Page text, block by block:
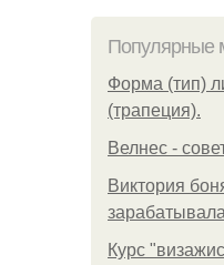
Популярные
Форма (тип)
(трапеция).
Велнес -
Виктория
Курс